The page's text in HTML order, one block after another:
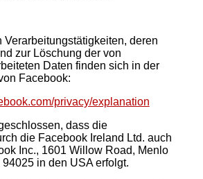
Verarbeitungstätigkeiten, deren
zur Löschung der von
Daten finden sich in der
Facebook:
privacy/explanation
dass die
die Facebook Ireland Ltd. auch
Inc., 1601 Willow Road, Menlo
in den USA erfolgt.